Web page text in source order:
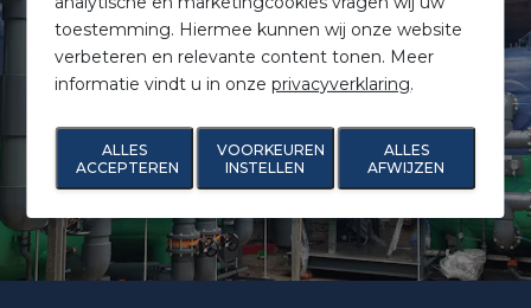
toestemming. Hiermee kunnen wij onze website
verbeteren en relevante content tonen. Meer
informatie vindt u in onzeprivacyverklaring.
ALLES
ACCEPTEREN
VOORKEUREN
INSTELLEN
ALLES
AFWIJZEN